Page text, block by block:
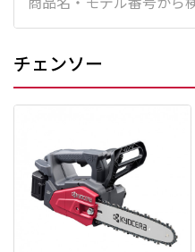
チェンソー